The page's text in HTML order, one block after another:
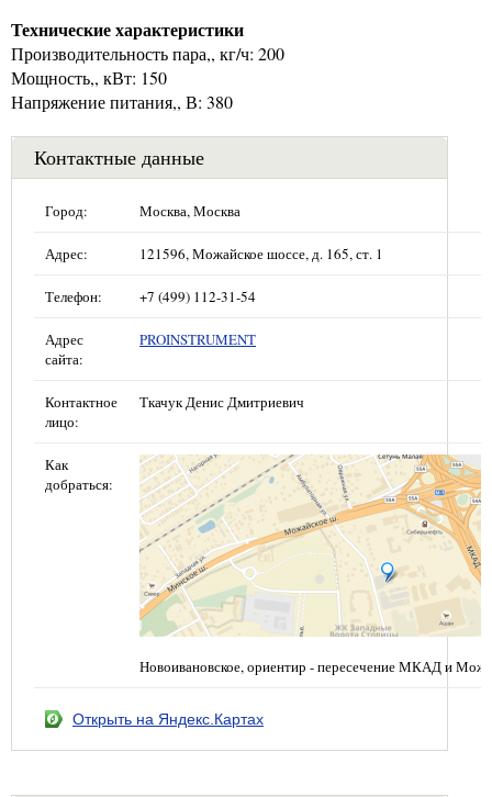
Технические характеристики
Производительность пара,, кг/ч: 200
Мощность,, кВт: 150
Напряжение питания,, В: 380
Контактные данные
Город: Москва, Москва
Адрес: 121596, Можайское шоссе, д. 165, ст. 1
Телефон: +7 (499) 112-31-54
Адрес
сайта:
PROINSTRUMENT
Контактное
лицо:
Ткачук Денис Дмитриевич
Как
добраться:
Новоивановское, ориентир - пересечение МКАД и
Открыть на Яндекс.Картах